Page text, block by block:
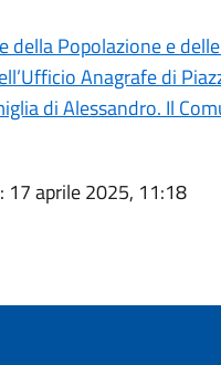
della Popolazione e
Anagrafe di
di Alessandro. Il
: 17 aprile 2025, 11:18